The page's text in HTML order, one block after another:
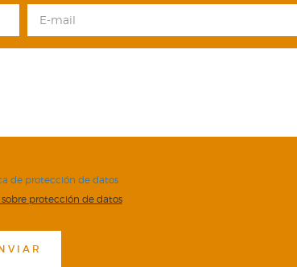
de protección de datos
protección de datos